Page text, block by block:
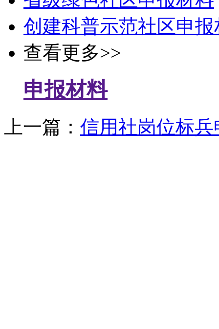
创建科普示范社区申报
查看更多>>
申报材料
上一篇： 信用社岗位标